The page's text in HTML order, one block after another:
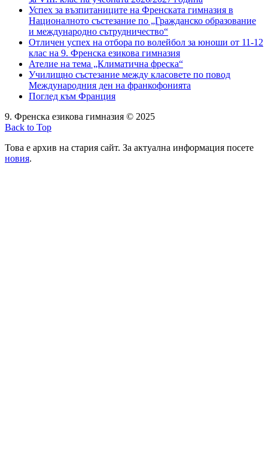
Успех за възпитаниците на Френската гимназия в
Националното състезание по „Гражданско образование
и международно сътрудничество“
Отличен успех на отбора по волейбол за юноши от 11-12
клас на 9. Френска езикова гимназия
Ателие на тема „Климатична фреска“
Училищно състезание между класовете по повод
Международния ден на франкофонията
Поглед към Франция
9. Френска езикова гимназия © 2025
Back to Top
Това е архив на стария сайт. За актуална информация посете
новия.